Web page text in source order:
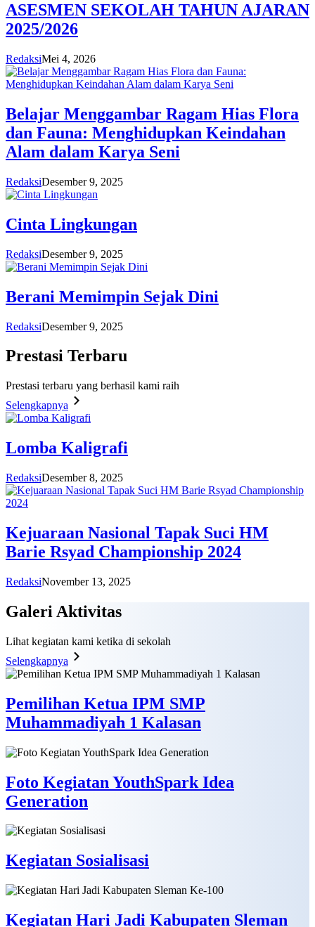
ASESMEN SEKOLAH TAHUN AJARAN
2025/2026
RedaksiMei 4, 2026
Belajar Menggambar Ragam Hias Flora
dan Fauna: Menghidupkan Keindahan
Alam dalam Karya Seni
RedaksiDesember 9, 2025
Cinta Lingkungan
RedaksiDesember 9, 2025
Berani Memimpin Sejak Dini
RedaksiDesember 9, 2025
Prestasi Terbaru
Prestasi terbaru yang berhasil kami raih
Selengkapnya
Lomba Kaligrafi
RedaksiDesember 8, 2025
Kejuaraan Nasional Tapak Suci HM
Barie Rsyad Championship 2024
RedaksiNovember 13, 2025
Galeri Aktivitas
Lihat kegiatan kami ketika di sekolah
Selengkapnya
Pemilihan Ketua IPM SMP
Muhammadiyah 1 Kalasan
Foto Kegiatan YouthSpark Idea
Generation
Kegiatan Sosialisasi
Kegiatan Hari Jadi Kabupaten Sleman